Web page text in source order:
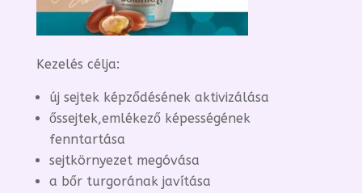
Kezelés célja:
új sejtek képződésének aktivizálása
őssejtek,emlékező képességének
fenntartása
sejtkörnyezet megóvása
a bőr turgorának javítása